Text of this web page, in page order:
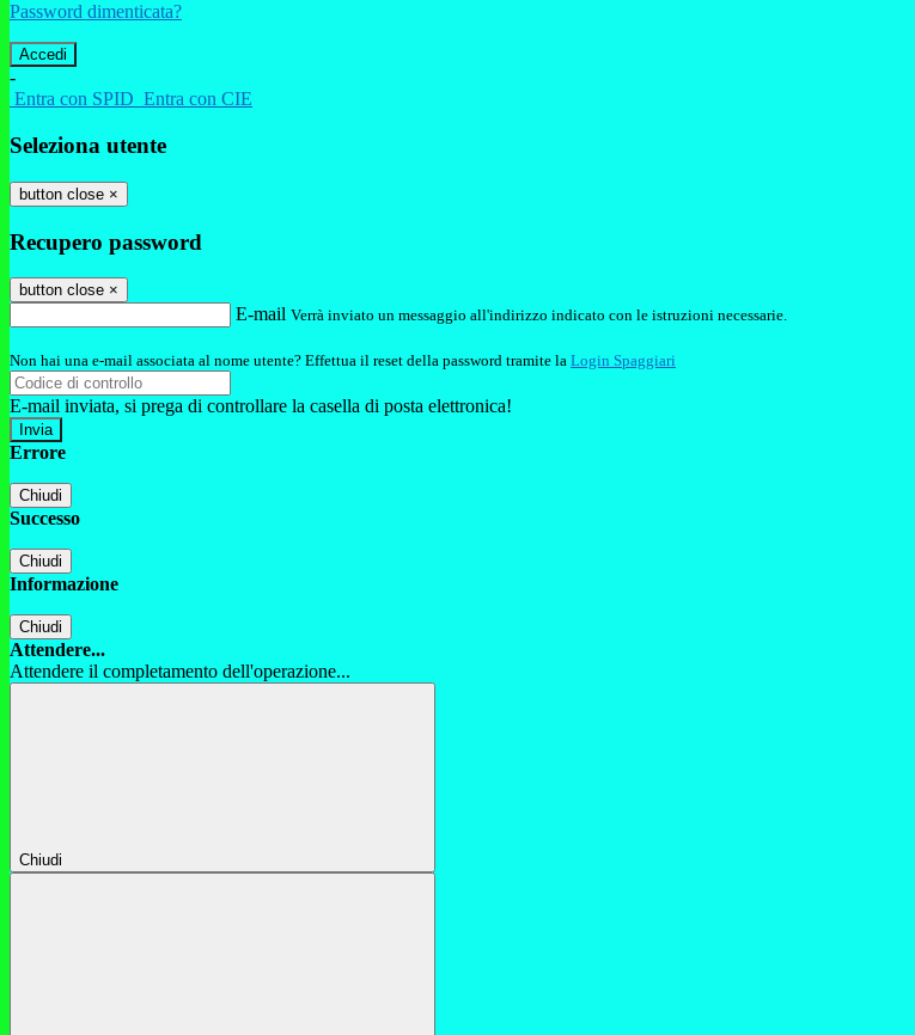
Password dimenticata?
-
Entra con SPID Entra con CIE
Seleziona utente
button close ×
Recupero password
button close ×
E-mail Verrà inviato un messaggio all'indirizzo indicato con le istruzioni necessarie.
Non hai una e-mail associata al nome utente? Effettua il reset della password tramite la Login Spaggiari
E-mail inviata, si prega di controllare la casella di posta elettronica!
Errore
Chiudi
Successo
Chiudi
Informazione
Chiudi
Attendere...
Attendere il completamento dell'operazione...
Chiudi